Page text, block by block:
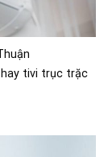
hay tivi trục trặc